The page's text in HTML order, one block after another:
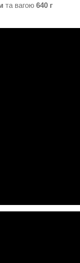
та вагою 640 г